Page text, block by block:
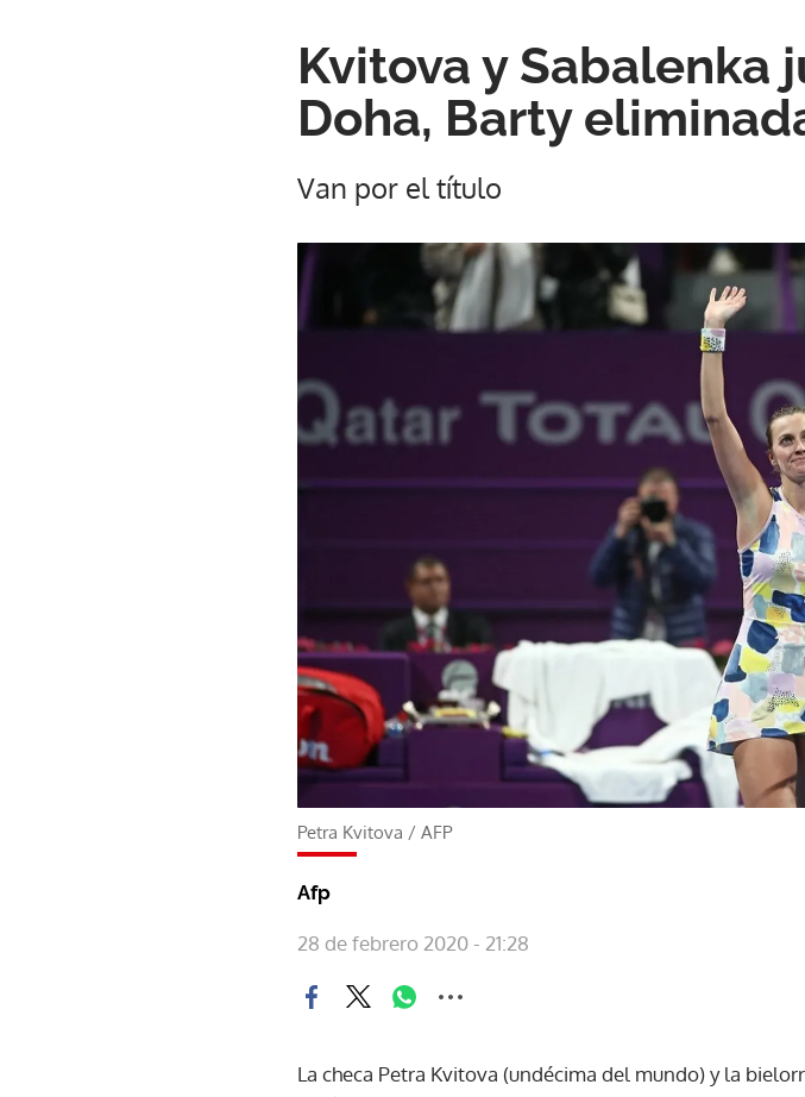
Kvitova y Sabalenka
Doha, Barty
Van por el título
Petra Kvitova / AFP
Afp
28 de febrero 2020 - 21:28
La checa Petra Kvitova (undécima del mundo) y la